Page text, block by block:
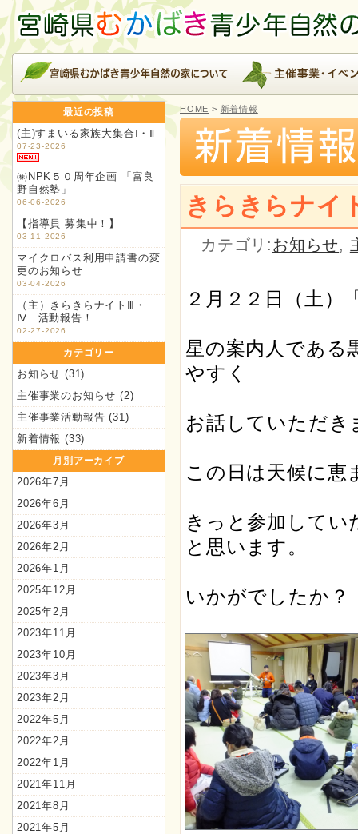
最近の投稿
(主)すまいる家族大集合Ⅰ・Ⅱ
07-23-2026
㈱NPK５０周年企画 「富良
野自然塾」
06-06-2026
【指導員 募集中！】
03-11-2026
マイクロバス利用申請書の変
更のお知らせ
03-04-2026
（主）きらきらナイトⅢ・
Ⅳ 活動報告！
02-27-2026
カテゴリー
お知らせ (31)
主催事業のお知らせ (2)
主催事業活動報告 (31)
新着情報 (33)
月別アーカイブ
2026年7月
2026年6月
2026年3月
2026年2月
2026年1月
2025年12月
2025年2月
2023年11月
2023年10月
2023年3月
2023年2月
2022年5月
2022年2月
2022年1月
2021年11月
2021年8月
2021年5月
HOME > 新着情報
きらきらナイ
カテゴリ: お知らせ,
２月２２日（土）
星の案内人である
やすく
お話していただき
この日は天候に恵
きっと参加して
と思います。
いかがでしたか？